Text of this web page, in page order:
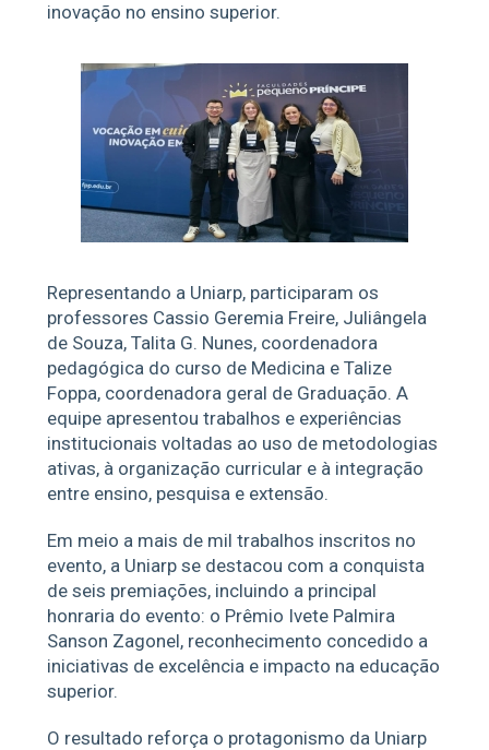
inovação no ensino superior.
Representando a Uniarp, participaram os
professores Cassio Geremia Freire, Juliângela
de Souza, Talita G. Nunes, coordenadora
pedagógica do curso de Medicina e Talize
Foppa, coordenadora geral de Graduação. A
equipe apresentou trabalhos e experiências
institucionais voltadas ao uso de metodologias
ativas, à organização curricular e à integração
entre ensino, pesquisa e extensão.
Em meio a mais de mil trabalhos inscritos no
evento, a Uniarp se destacou com a conquista
de seis premiações, incluindo a principal
honraria do evento: o Prêmio Ivete Palmira
Sanson Zagonel, reconhecimento concedido a
iniciativas de excelência e impacto na educação
superior.
O resultado reforça o protagonismo da Uniarp